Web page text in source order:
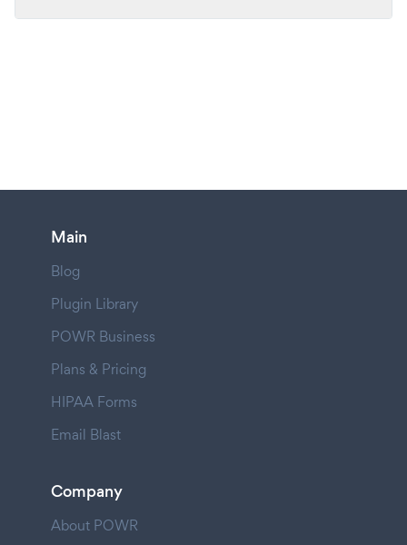
Main
Blog
Plugin Library
POWR Business
Plans & Pricing
HIPAA Forms
Email Blast
Company
About POWR